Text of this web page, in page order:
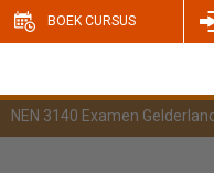
BOEK CURSUS
NEN 3140 Examen Gelderland